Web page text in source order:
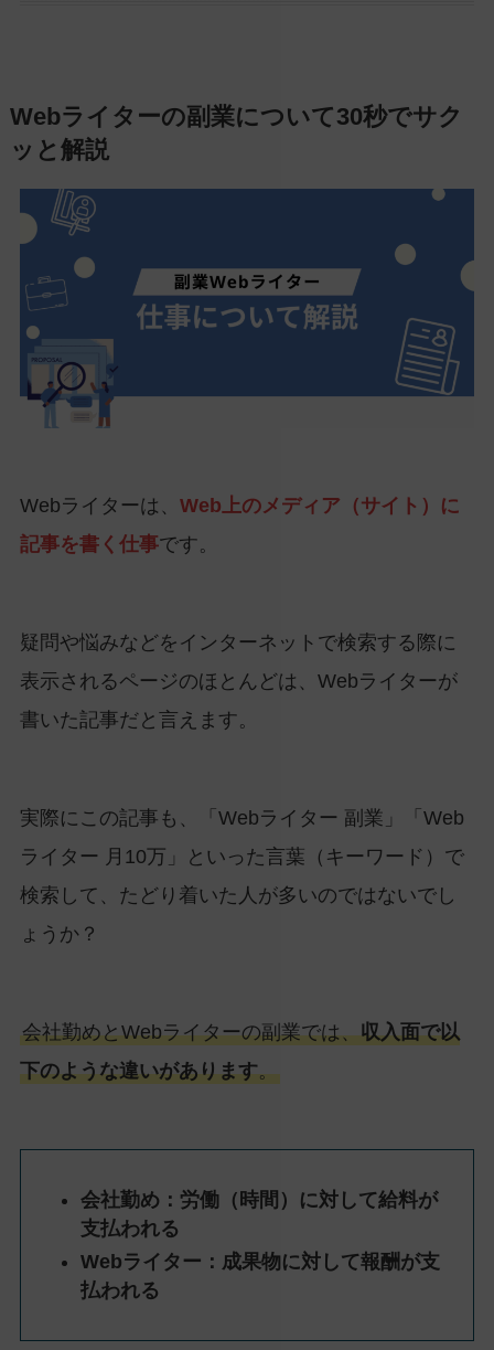
Webライターの副業について30秒でサク
ッと解説
Webライターは、 Web上のメディア（サイト）に
記事を書く仕事です。
疑問や悩みなどをインターネットで検索する際に
表示されるページのほとんどは、Webライターが
書いた記事だと言えます。
実際にこの記事も、「Webライター 副業」「Web
ライター 月10万」といった言葉（キーワード）で
検索して、たどり着いた人が多いのではないでし
ょうか？
会社勤めとWebライターの副業では、収入面で以
下のような違いがあります。
会社勤め：労働（時間）に対して給料が
支払われる
Webライター：成果物に対して報酬が支
払われる